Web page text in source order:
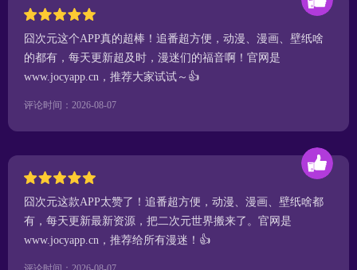
囧次元这个APP真的超棒！追番超方便，动漫、漫画、壁纸啥
的都有，每天更新超及时，漫迷们的福音啊！官网是
www.jocyapp.cn，推荐大家试试～👍
评论时间：2026-08-07
囧次元这款APP太赞了！追番超方便，动漫、漫画、壁纸啥都
有，每天更新最新资源，把二次元世界搬来了。官网是
www.jocyapp.cn，推荐给所有漫迷！👍